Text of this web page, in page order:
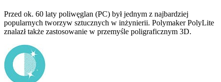
Przed ok. 60 laty poliwęglan (PC) był jednym z najbardziej
popularnych tworzyw sztucznych w inżynierii. Polymaker PolyLite
znalazł także zastosowanie w przemyśle poligraficznym 3D.